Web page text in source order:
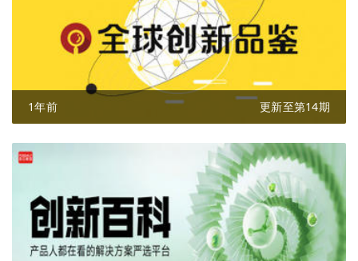
1年前 更新至第14期